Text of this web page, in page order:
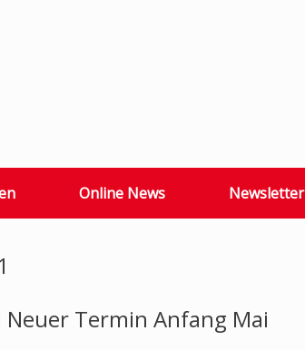
Online News Newsletter
Termin Anfang Mai